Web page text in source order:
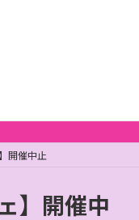
開催中止
】開催中